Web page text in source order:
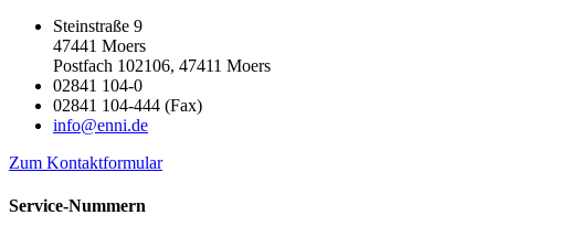
Steinstraße 9
47441 Moers
Postfach 102106, 47411 Moers
02841 104-0
02841 104-444 (Fax)
info@enni.de
Zum Kontaktformular
Service-Nummern